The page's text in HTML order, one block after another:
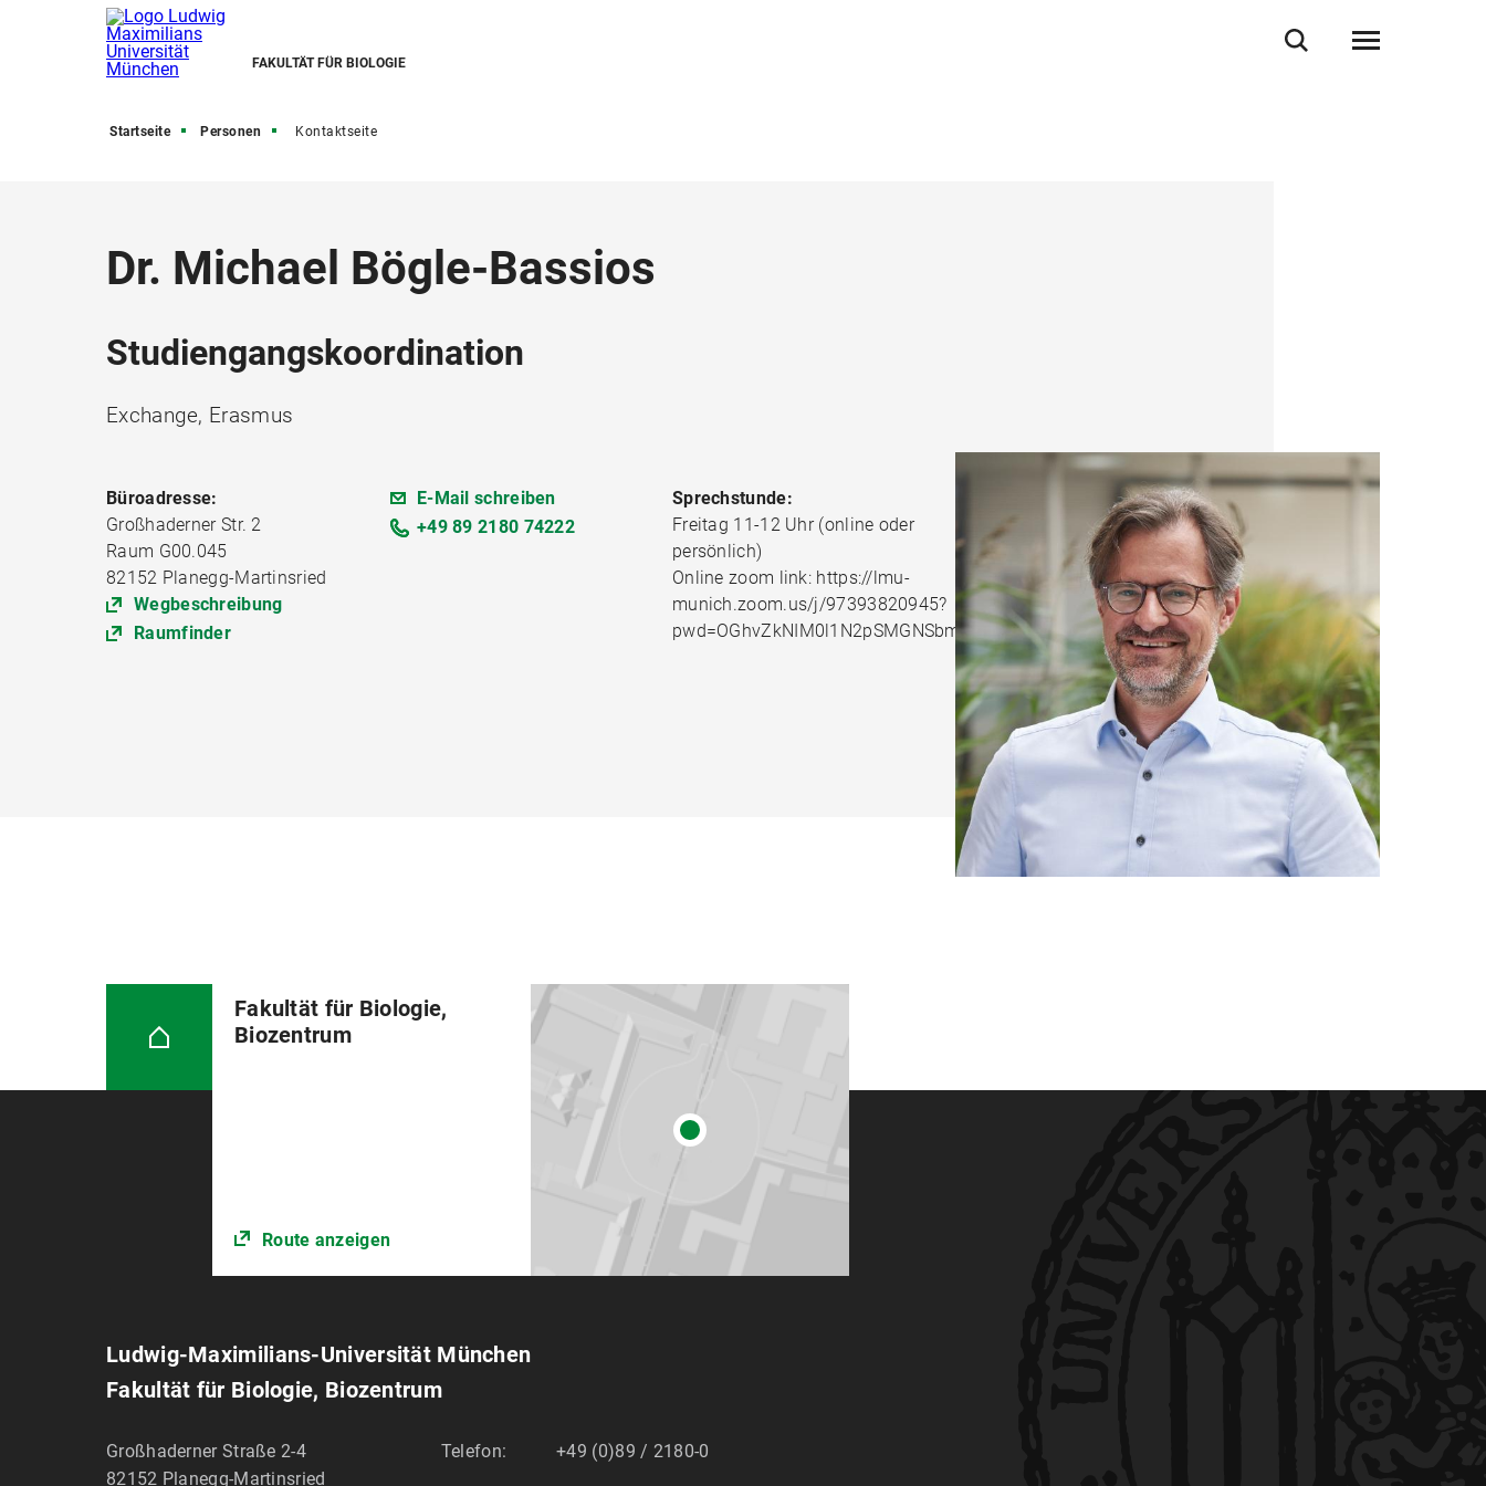
FAKULTÄT FÜR BIOLOGIE
Startseite Personen Kontaktseite
Dr. Michael Bögle-Bassios
Studiengangskoordination
Exchange, Erasmus
Büroadresse:
Großhaderner Str. 2
Raum G00.045
82152 Planegg-Martinsried
Wegbeschreibung
Raumfinder
E-Mail schreiben
+49 89 2180 74222
Sprechstunde:
Freitag 11-12 Uhr (online oder
persönlich)
Online zoom link: https://lmu-
munich.zoom.us/j/97393820945?
pwd=OGhvZkNIM0l1N2pSMGNSbmxwdEpxUT09
Fakultät für Biologie,
Biozentrum
Route anzeigen
Ludwig-Maximilians-Universität München
Fakultät für Biologie, Biozentrum
Großhaderner Straße 2-4
82152 Planegg-Martinsried
Telefon: +49 (0)89 / 2180-0